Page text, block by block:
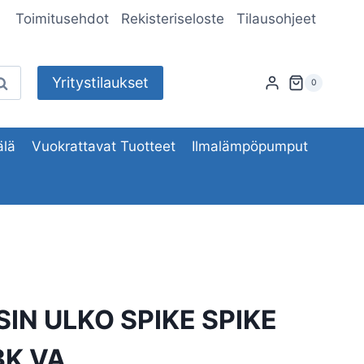
Toimitusehdot Rekisteriseloste Tilausohjeet
Yritystilaukset 0
Vuokrattavat Tuotteet Ilmalämpöpumput
ULKO SPIKE SPIKE